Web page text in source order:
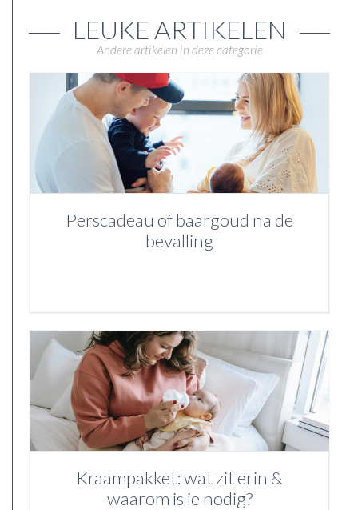
LEUKE ARTIKELEN
Andere artikelen in deze categorie
Perscadeau of baargoud na de
bevalling
Kraampakket: wat zit erin &
waarom is ie nodig?